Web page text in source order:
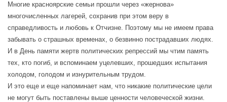
Многие красноярские семьи прошли через «жернова»
многочисленных лагерей, сохранив при этом веру в
справедливость и любовь к Отчизне. Поэтому мы не имеем права
забывать о страшных временах, о безвинно пострадавших людях.
И в День памяти жертв политических репрессий мы чтим память
тех, кто погиб, и вспоминаем уцелевших, прошедших испытания
холодом, голодом и изнурительным трудом.
И это еще и еще напоминает нам, что никакие политические цели
не могут быть поставлены выше ценности человеческой жизни.